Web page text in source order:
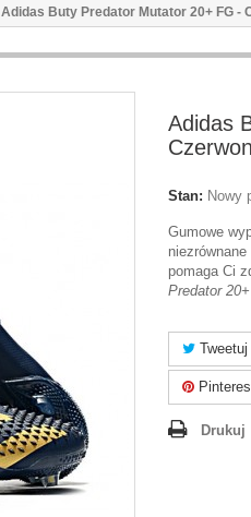
Adidas Buty Predator Mutator 20+ FG -
Adidas
Stan: Nowy
Gumowe
pomaga Ci
Predator
Tweetuj
Drukuj